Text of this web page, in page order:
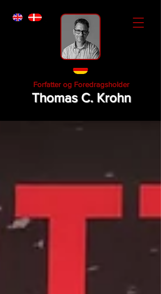
Forfatter og Foredragsholder
Thomas C. Krohn